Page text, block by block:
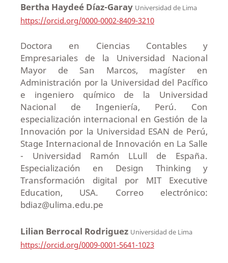
Bertha Haydeé Díaz-Garay Universidad de Lima
https://orcid.org/0000-0002-8409-3210
Doctora en Ciencias Contables y
Empresariales de la Universidad Nacional
Mayor de San Marcos, magíster en
Administración por la Universidad del Pacífico
e ingeniero químico de la Universidad
Nacional de Ingeniería, Perú. Con
especialización internacional en Gestión de la
Innovación por la Universidad ESAN de Perú,
Stage Internacional de Innovación en La Salle
- Universidad Ramón LLull de España.
Especialización en Design Thinking y
Transformación digital por MIT Executive
Education, USA. Correo electrónico:
bdiaz@ulima.edu.pe
Lilian Berrocal Rodriguez Universidad de Lima
https://orcid.org/0009-0001-5641-1023